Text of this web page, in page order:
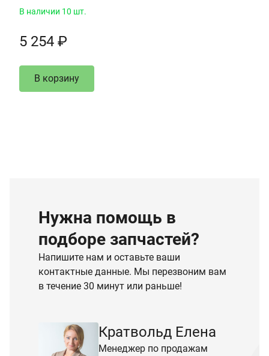
В наличии 10 шт.
5 254 ₽
В корзину
Нужна помощь в
подборе запчастей?
Напишите нам и оставьте ваши
контактные данные. Мы перезвоним вам
в течение 30 минут или раньше!
Кратвольд Елена
Менеджер по продажам